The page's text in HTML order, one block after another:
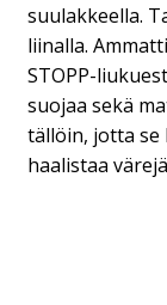
suulakkeella.
liinalla.
STOPP-
suojaa sekä
tällöin, jotta se
haalistaa